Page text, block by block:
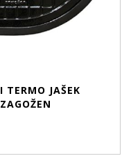
TERMO JAŠEK